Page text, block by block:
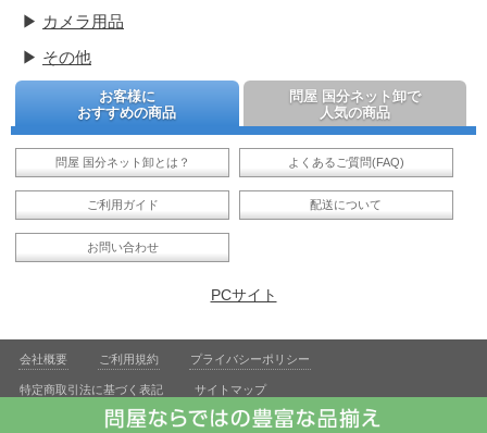
▶ カメラ用品
▶ その他
お客様に
おすすめの商品
問屋 国分ネット卸で
人気の商品
問屋 国分ネット卸とは？ よくあるご質問(FAQ)
ご利用ガイド 配送について
お問い合わせ
PCサイト
会社概要 ご利用規約 プライバシーポリシー
特定商取引法に基づく表記 サイトマップ